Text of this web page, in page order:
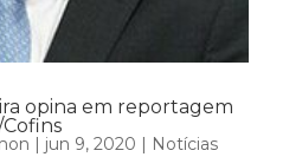
opina em reportagem
| jun 9, 2020 | Notícias